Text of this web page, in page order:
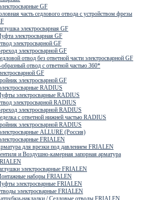
GF
часть седлового отвода с устройством фрезы
электросварная GF
электросварная GF
электросварной GF
электросварной GF
отвод без ответной части электросварной GF
отвод с ответной частью 360*
GF
электросварной GF
RADIUS
электросварные RADIUS
электросварной RADIUS
электросварной RADIUS
с ответной нижней частью RADIUS
электросварной RADIUS
ALLURE (Россия)
FRIALEN
для врезки под давлением FRIALEN
и Воздушно-камерная запорная арматура
электросварные FRIALEN
наборы FRIALEN
электросварные FRIALEN
электросварные FRIALEN
накладки / Седловые отводы FRIALEN